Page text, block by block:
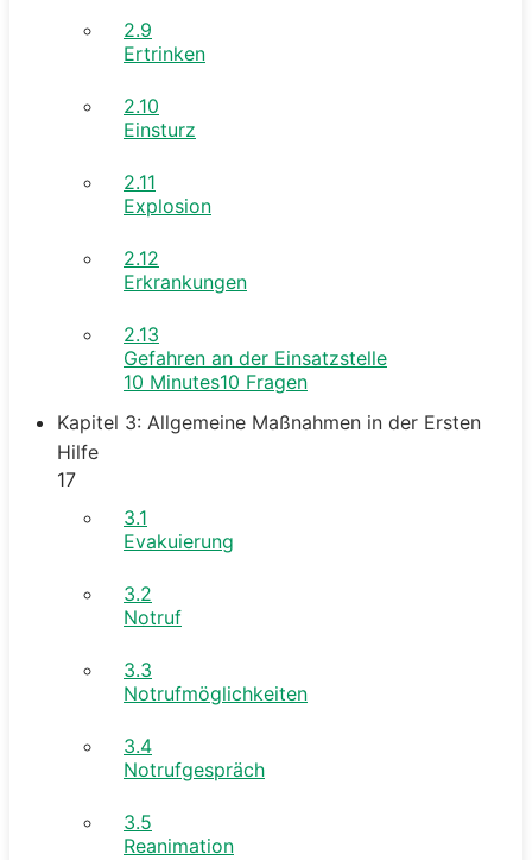
2.9
Ertrinken
2.10
Einsturz
2.11
Explosion
2.12
Erkrankungen
2.13
Gefahren an der Einsatzstelle
10 Minutes10 Fragen
Kapitel 3: Allgemeine Maßnahmen in der Ersten
Hilfe
17
3.1
Evakuierung
3.2
Notruf
3.3
Notrufmöglichkeiten
3.4
Notrufgespräch
3.5
Reanimation